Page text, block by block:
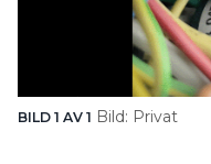
BILD 1 AV 1 Bild: Privat